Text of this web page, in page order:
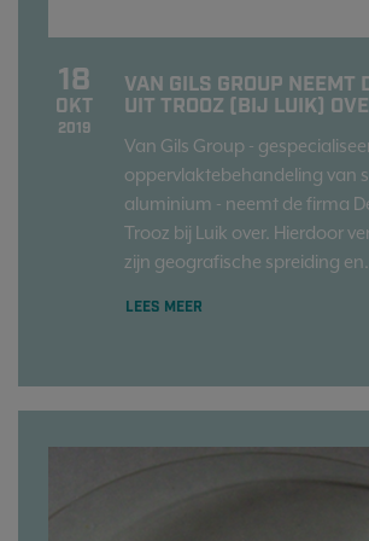
18
OKT
2019
VAN GILS GROUP NEEMT
UIT TROOZ (BIJ LUIK)
Van Gils Group -
oppervlaktebehandeling van
aluminium - neemt de firma
Trooz bij Luik over. Hierdoor
zijn geografische spreiding en...
LEES MEER